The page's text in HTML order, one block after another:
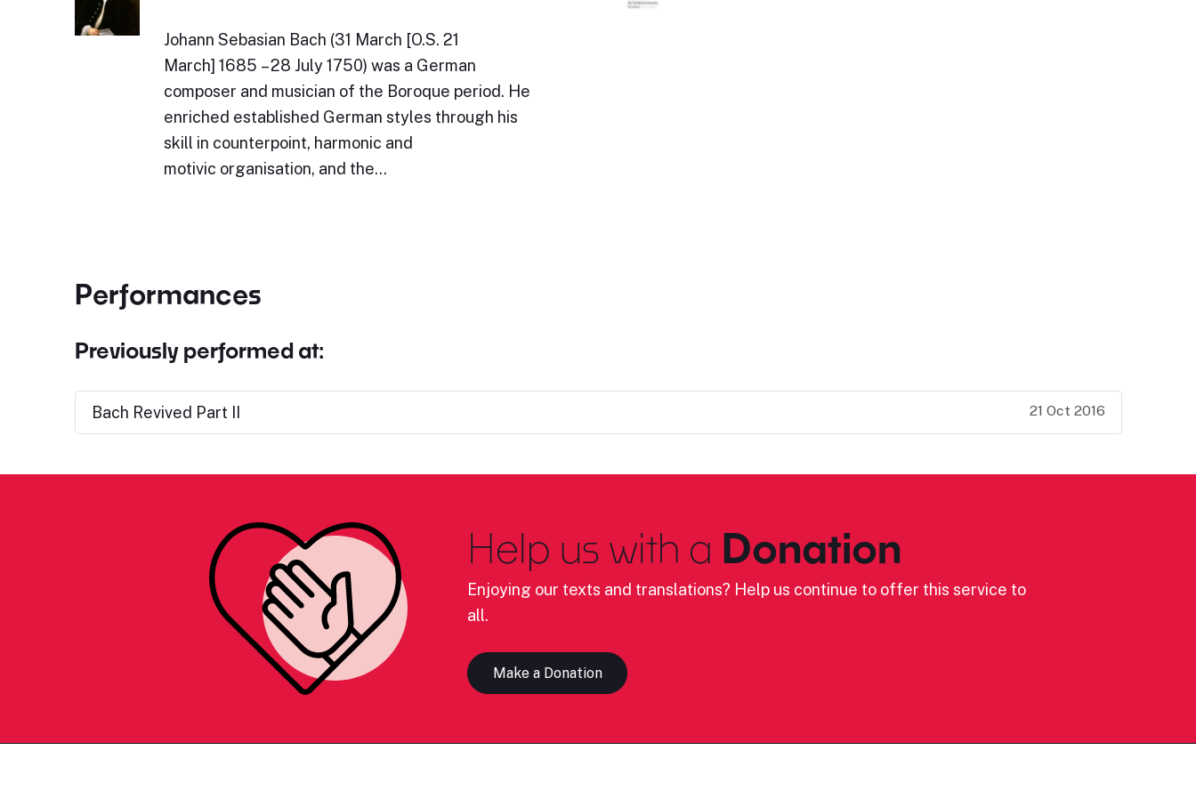
Johann Sebasian Bach (31 March [O.S. 21
March] 1685 – 28 July 1750) was a German
composer and musician of the Boroque period. He
enriched established German styles through his
skill in counterpoint, harmonic and
motivic organisation, and the…
Performances
Previously performed at:
Bach Revived Part II 21 Oct 2016
Help us with a Donation
Enjoying our texts and translations? Help us continue to offer this service to
all.
Make a Donation